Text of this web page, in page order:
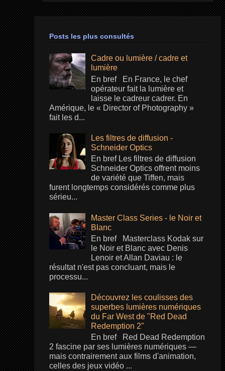
Posts les plus consultés
Cadre ou lumière / cadre et
lumière
En bref En France, le chef
opérateur fait la lumière et
laisse le cadreur cadrer. En
Amérique, le « Director of Photography »
fait les d...
Les filtres de diffusion -
Schneider Optics
En bref Les filtres de diffusion
Schneider Optics offrent moins
de variété que Tiffen, mais
furent longtemps considérés comme plus
sérieu...
Master Class Series - le Noir et
Blanc
En bref Masterclass Kodak sur
le Noir et Blanc avec Denis
Lenoir et Allan Daviau : le
résultat n'est pas concluant, mais le
processu...
Découvrez les coulisses des
superbes lumières numériques
du Far West de "Red Dead
Redemption 2"
En bref Red Dead Redemption
2 fascine par ses lumières numériques —
mais contrairement aux films d'animation,
celles des jeux vidéo ...